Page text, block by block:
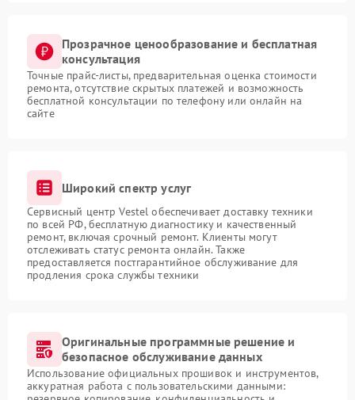
Прозрачное ценообразование и бесплатная
консультация
Точные прайс-листы, предварительная оценка стоимости
ремонта, отсутствие скрытых платежей и возможность
бесплатной консультации по телефону или онлайн на
сайте
Широкий спектр услуг
Сервисный центр Vestel обеспечивает доставку техники
по всей РФ, бесплатную диагностику и качественный
ремонт, включая срочный ремонт. Клиенты могут
отслеживать статус ремонта онлайн. Также
предоставляется постгарантийное обслуживание для
продления срока службы техники
Оригинальные программные решение и
безопасное обслуживание данных
Использование официальных прошивок и инструментов,
аккуратная работа с пользовательскими данными: